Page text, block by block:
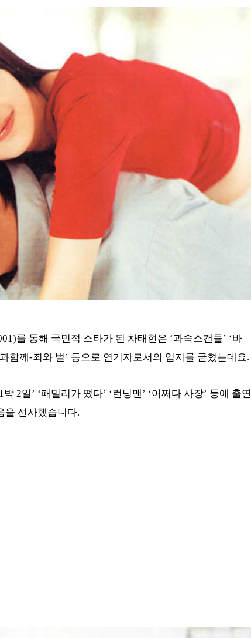
를 통해 국민적 스타가 된 차태현은 ‘과속스캔들’ ‘바
함께-죄와 벌’ 등으로 연기자로서의 입지를 굳혔는데요.
2일’ ‘패밀리가 떴다’ ‘런닝맨’ ‘어쩌다 사장’ 등에 출연
을 선사했습니다.